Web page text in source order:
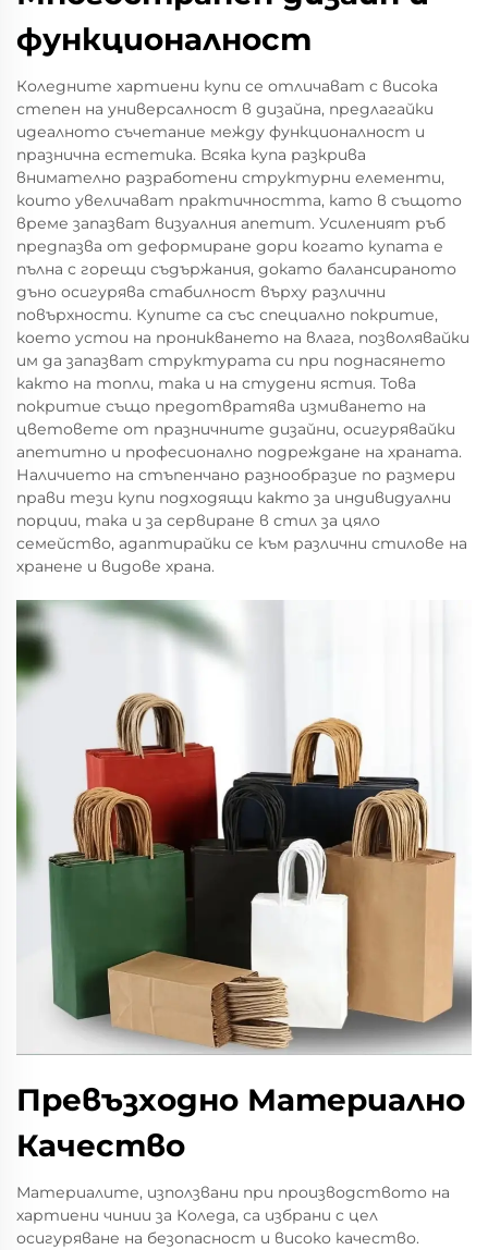
функционалност
Коледните хартиени купи се отличават с висока
степен на универсалност в дизайна, предлагайки
идеалното съчетание между функционалност и
празнична естетика. Всяка купа разкрива
внимателно разработени структурни елементи,
които увеличават практичността, като в същото
време запазват визуалния апетит. Усиленият ръб
предпазва от деформиране дори когато купата е
пълна с горещи съдържания, докато балансираното
дъно осигурява стабилност върху различни
повърхности. Купите са със специално покритие,
което устои на проникването на влага, позволявайки
им да запазват структурата си при поднасянето
както на топли, така и на студени ястия. Това
покритие също предотвратява измиването на
цветовете от празничните дизайни, осигурявайки
апетитно и професионално подреждане на храната.
Наличието на стъпенчано разнообразие по размери
прави тези купи подходящи както за индивидуални
порции, така и за сервиране в стил за цяло
семейство, адаптирайки се към различни стилове на
хранене и видове храна.
Превъзходно Материално
Качество
Материалите, използвани при производството на
хартиени чинии за Коледа, са избрани с цел
осигуряване на безопасност и високо качество.